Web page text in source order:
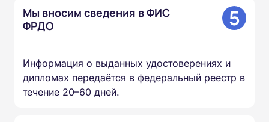
Мы вносим сведения в ФИС
ФРДО
5
Информация о выданных удостоверениях и
дипломах передаётся в федеральный реестр в
течение 20–60 дней.